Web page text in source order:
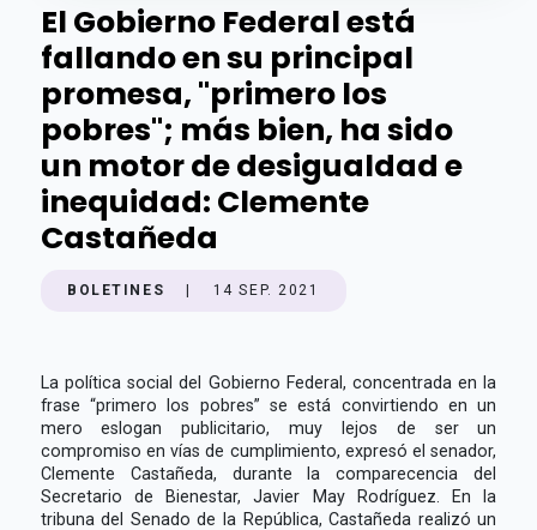
El Gobierno Federal está
fallando en su principal
promesa, "primero los
pobres"; más bien, ha sido
un motor de desigualdad e
inequidad: Clemente
Castañeda
BOLETINES 14 SEP. 2021
La política social del Gobierno Federal, concentrada en la
frase “primero los pobres” se está convirtiendo en un
mero eslogan publicitario, muy lejos de ser un
compromiso en vías de cumplimiento, expresó el senador,
Clemente Castañeda, durante la comparecencia del
Secretario de Bienestar, Javier May Rodríguez. En la
tribuna del Senado de la República, Castañeda realizó un